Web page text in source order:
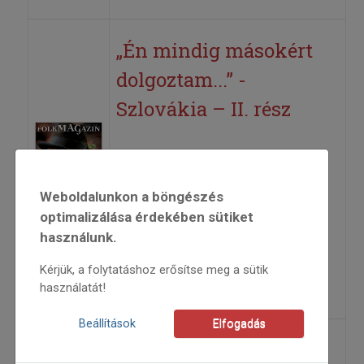
„Én mindig másokért
dolgoztam...” -
Szlovákia – II. rész
Jókai Mária tanítónő, Aha, Zsitva
2013
Kóka Rozália
Weboldalunkon a böngészés
optimalizálása érdekében sütiket
használunk.
Kérjük, a folytatáshoz erősítse meg a sütik
használatát!
Beállítások Elfogadás